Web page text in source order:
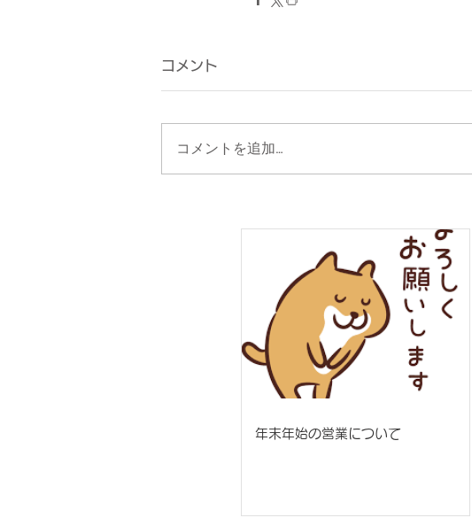
コメント
コメントを追加…
年末年始の営業について